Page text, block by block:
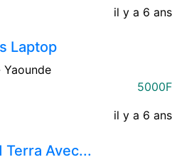
il y a 6 ans
Laptop
Yaounde
5000F
il y a 6 ans
Terra Avec...